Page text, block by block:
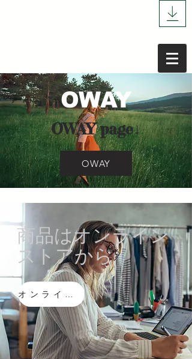
​OWAY
​OWAY page↓
OWAY
​商品はオンライン
ストアから
オンラインストア